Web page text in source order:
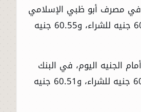
مصرف أبو ظبي الإسلامي
نطاقًا سعريًّا 60.36 جنيه للشراء، و60.55 جنيه
الجنيه اليوم، في البنك
المركزي إلى 60.34 جنيه للشراء، و60.51 جنيه